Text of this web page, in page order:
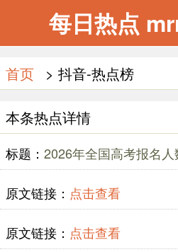
每日热点
首页 > 抖音-热点榜
本条热点详情
标题： 2026年全国高考报名
原文链接： 点击查看
原文链接： 点击查看